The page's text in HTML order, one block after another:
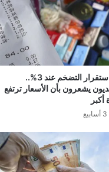
رغم استقرار التضخم عند 3%..
يشعرون بأن الأسعار ترتفع
أكبر